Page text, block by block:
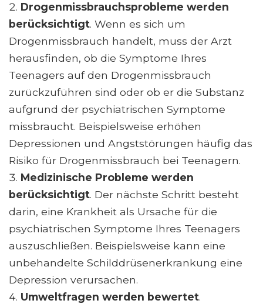
Drogenmissbrauchsprobleme werden
berücksichtigt. Wenn es sich um
Drogenmissbrauch handelt, muss der Arzt
herausfinden, ob die Symptome Ihres
Teenagers auf den Drogenmissbrauch
zurückzuführen sind oder ob er die Substanz
aufgrund der psychiatrischen Symptome
missbraucht. Beispielsweise erhöhen
Depressionen und Angststörungen häufig das
Risiko für Drogenmissbrauch bei Teenagern.
Medizinische Probleme werden
berücksichtigt. Der nächste Schritt besteht
darin, eine Krankheit als Ursache für die
psychiatrischen Symptome Ihres Teenagers
auszuschließen. Beispielsweise kann eine
unbehandelte Schilddrüsenerkrankung eine
Depression verursachen.
Umweltfragen werden bewertet.